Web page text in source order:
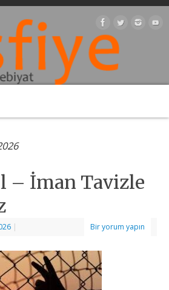
– İman Tavizle
| Bir yorum yapın